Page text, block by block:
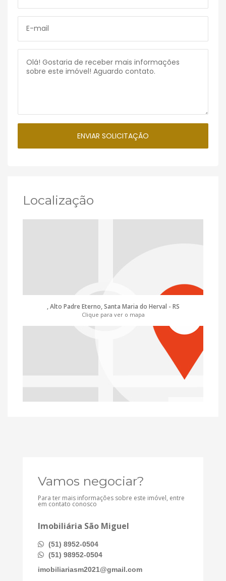
Localização
, Alto Padre Eterno, Santa Maria do Herval - RS
Clique para ver o mapa
Vamos negociar?
Para ter mais informações sobre este imóvel, entre
em contato conosco
Imobiliária São Miguel
(51) 8952-0504
(51) 98952-0504
imobiliariasm2021@gmail.com